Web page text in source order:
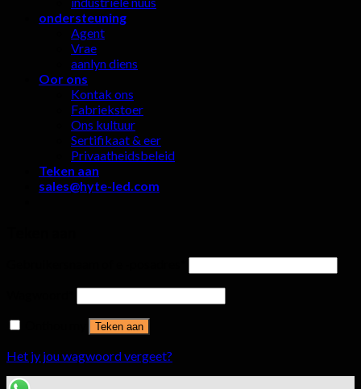
ondersteuning
Agent
Vrae
aanlyn diens
Oor ons
Kontak ons
Fabriekstoer
Ons kultuur
Sertifikaat & eer
Privaatheidsbeleid
Teken aan
sales@hyte-led.com
Teken aan
Het jy jou wagwoord vergeet?